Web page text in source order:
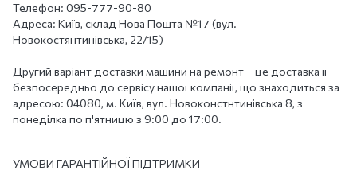
Телефон: 095-777-90-80
Адреса: Київ, склад Нова Пошта №17 (вул.
Новокостянтинівська, 22/15)
Другий варіант доставки машини на ремонт – це доставка її
безпосередньо до сервісу нашої компанії, що знаходиться за
адресою: 04080, м. Київ, вул. Новоконстнтинівська 8, з
понеділка по п'ятницю з 9:00 до 17:00.
УМОВИ ГАРАНТІЙНОЇ ПІДТРИМКИ